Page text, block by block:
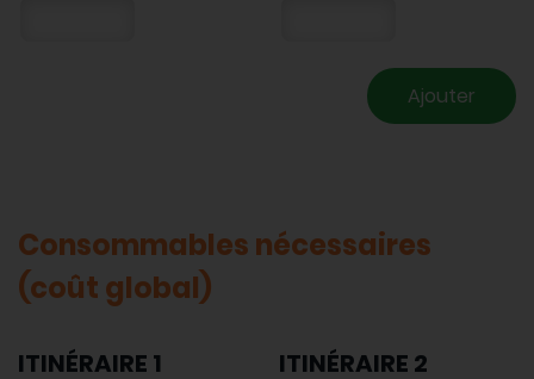
Ajouter
Consommables nécessaires
(coût global)
ITINÉRAIRE 1 ITINÉRAIRE 2